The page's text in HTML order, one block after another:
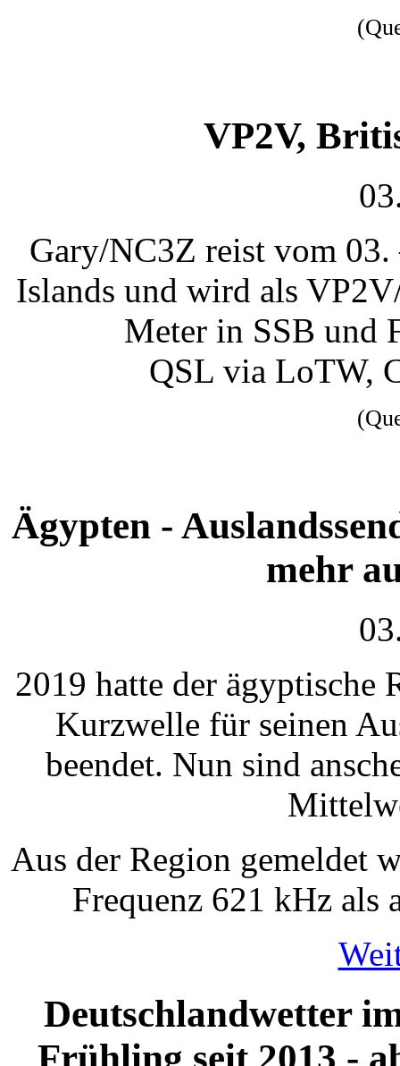
VP2V,
Gary/NC3Z reist vom
Islands und wird als
Meter in SSB und
QSL via LoTW,
Ägypten -
mehr
2019 hatte der ägyptische
Kurzwelle für seinen
beendet. Nun sind
Aus der Region gemeldet
Frequenz 621 kHz als
Deutschlandwetter